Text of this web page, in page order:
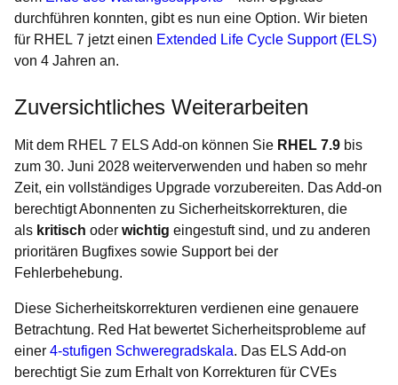
durchführen konnten, gibt es nun eine Option. Wir bieten
für RHEL 7 jetzt einen Extended Life Cycle Support (ELS)
von 4 Jahren an.
Zuversichtliches Weiterarbeiten
Mit dem RHEL 7 ELS Add-on können Sie RHEL 7.9 bis
zum 30. Juni 2028 weiterverwenden und haben so mehr
Zeit, ein vollständiges Upgrade vorzubereiten. Das Add-on
berechtigt Abonnenten zu Sicherheitskorrekturen, die
als kritisch oder wichtig eingestuft sind, und zu anderen
prioritären Bugfixes sowie Support bei der
Fehlerbehebung.
Diese Sicherheitskorrekturen verdienen eine genauere
Betrachtung. Red Hat bewertet Sicherheitsprobleme auf
einer 4-stufigen Schweregradskala. Das ELS Add-on
berechtigt Sie zum Erhalt von Korrekturen für CVEs